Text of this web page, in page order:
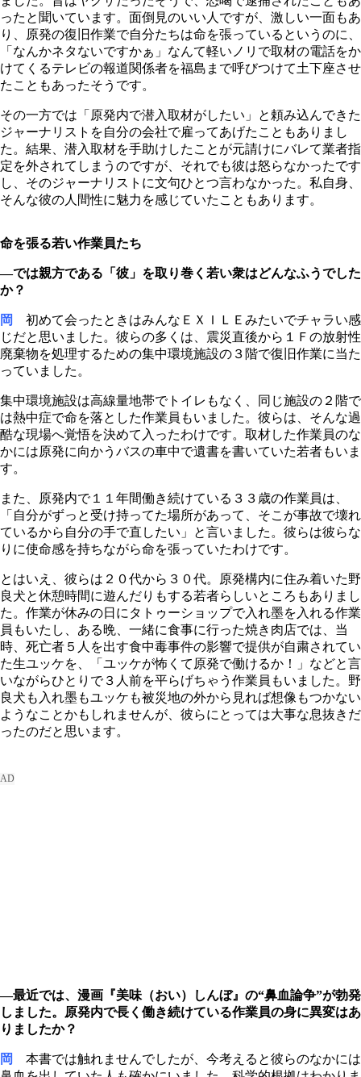
ったと聞いています。面倒見のいい人ですが、激しい一面もあ
り、原発の復旧作業で自分たちは命を張っているというのに、
「なんかネタないですかぁ」なんて軽いノリで取材の電話をか
けてくるテレビの報道関係者を福島まで呼びつけて土下座させ
たこともあったそうです。
その一方では「原発内で潜入取材がしたい」と頼み込んできた
ジャーナリストを自分の会社で雇ってあげたこともありまし
た。結果、潜入取材を手助けしたことが元請けにバレて業者指
定を外されてしまうのですが、それでも彼は怒らなかったです
し、そのジャーナリストに文句ひとつ言わなかった。私自身、
そんな彼の人間性に魅力を感じていたこともあります。
命を張る若い作業員たち
―では親方である「彼」を取り巻く若い衆はどんなふうでした
か？
岡
初めて会ったときはみんなＥＸＩＬＥみたいでチャラい感
じだと思いました。彼らの多くは、震災直後から１Ｆの放射性
廃棄物を処理するための集中環境施設の３階で復旧作業に当た
っていました。
集中環境施設は高線量地帯でトイレもなく、同じ施設の２階で
は熱中症で命を落とした作業員もいました。彼らは、そんな過
酷な現場へ覚悟を決めて入ったわけです。取材した作業員のな
かには原発に向かうバスの車中で遺書を書いていた若者もいま
す。
また、原発内で１１年間働き続けている３３歳の作業員は、
「自分がずっと受け持ってた場所があって、そこが事故で壊れ
ているから自分の手で直したい」と言いました。彼らは彼らな
りに使命感を持ちながら命を張っていたわけです。
とはいえ、彼らは２０代から３０代。原発構内に住み着いた野
良犬と休憩時間に遊んだりもする若者らしいところもありまし
た。作業が休みの日にタトゥーショップで入れ墨を入れる作業
員もいたし、ある晩、一緒に食事に行った焼き肉店では、当
時、死亡者５人を出す食中毒事件の影響で提供が自粛されてい
た生ユッケを、「ユッケが怖くて原発で働けるか！」などと言
いながらひとりで３人前を平らげちゃう作業員もいました。野
良犬も入れ墨もユッケも被災地の外から見れば想像もつかない
ようなことかもしれませんが、彼らにとっては大事な息抜きだ
ったのだと思います。
―最近では、漫画『美味（おい）しんぼ』の“鼻血論争”が勃発
しました。原発内で長く働き続けている作業員の身に異変はあ
りましたか？
岡
本書では触れませんでしたが、今考えると彼らのなかには